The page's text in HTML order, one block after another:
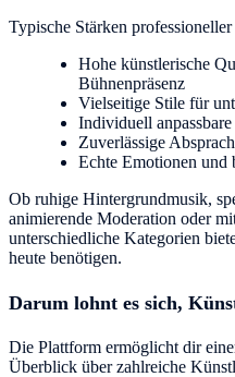
Typische Stärken
Hohe künstlerische
Bühnenpräsenz
Vielseitige Stile für
Individuell
Zuverlässige
Echte Emotionen und
Ob ruhige Hintergrundmusik,
animierende Moderation oder
unterschiedliche Kategorien
heute benötigen.
Darum lohnt es sich,
Die Plattform ermöglicht dir
Überblick über zahlreiche